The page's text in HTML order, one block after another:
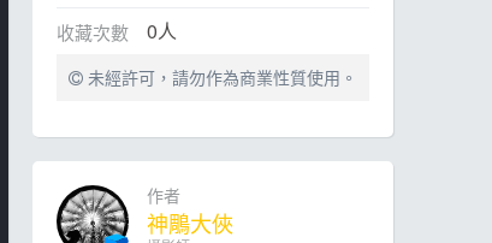
收藏次數 0人
未經許可，請勿作為商業性質使用。
作者
神鵰大俠